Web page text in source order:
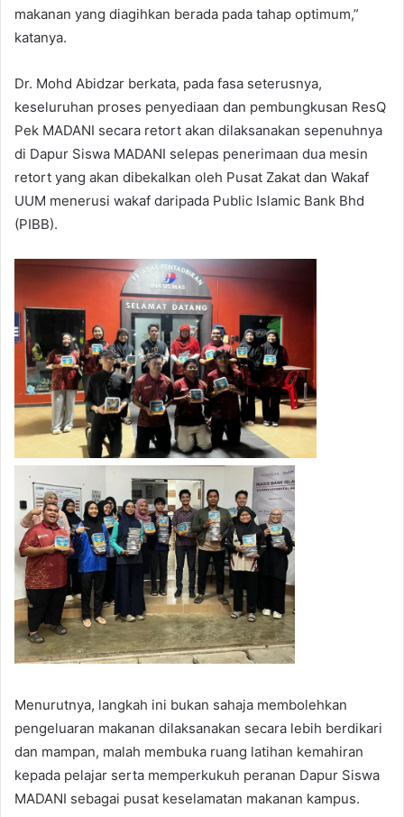
makanan yang diagihkan berada pada tahap optimum,”
katanya.
Dr. Mohd Abidzar berkata, pada fasa seterusnya,
keseluruhan proses penyediaan dan pembungkusan ResQ
Pek MADANI secara retort akan dilaksanakan sepenuhnya
di Dapur Siswa MADANI selepas penerimaan dua mesin
retort yang akan dibekalkan oleh Pusat Zakat dan Wakaf
UUM menerusi wakaf daripada Public Islamic Bank Bhd
(PIBB).
Menurutnya, langkah ini bukan sahaja membolehkan
pengeluaran makanan dilaksanakan secara lebih berdikari
dan mampan, malah membuka ruang latihan kemahiran
kepada pelajar serta memperkukuh peranan Dapur Siswa
MADANI sebagai pusat keselamatan makanan kampus.